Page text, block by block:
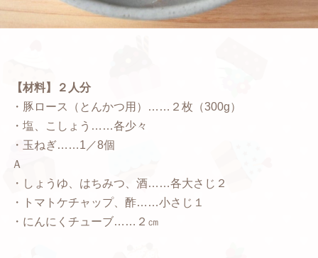
【材料】２人分
・豚ロース（とんかつ用）……２枚（300g）
・塩、こしょう……各少々
・玉ねぎ……1／8個
Ａ
・しょうゆ、はちみつ、酒……各大さじ２
・トマトケチャップ、酢……小さじ１
・にんにくチューブ……２㎝